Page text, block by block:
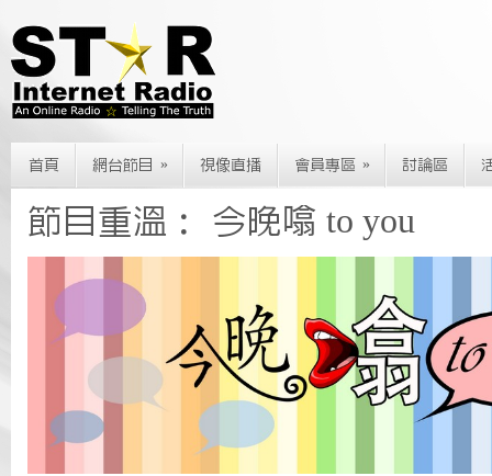
首頁 網台節目 » 視像直播 會員專區 » 討論區
節目重溫： 今晚噏 to you